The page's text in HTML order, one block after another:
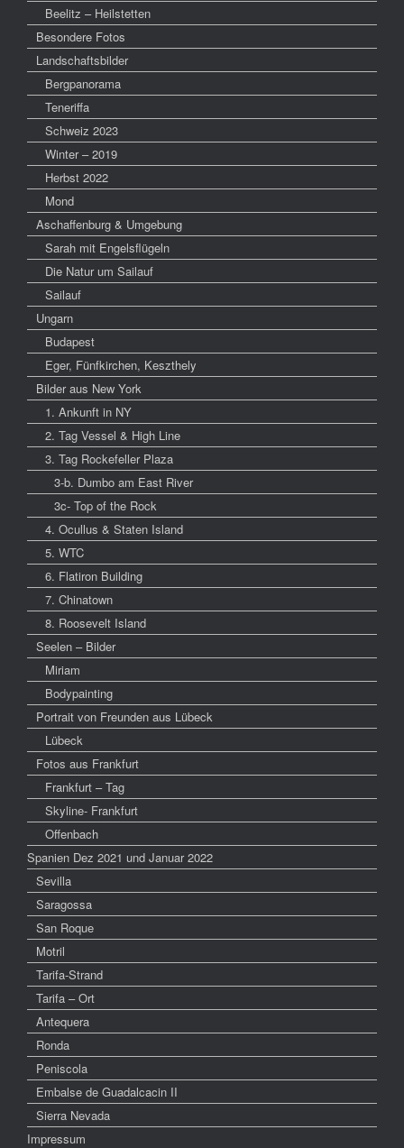
Beelitz – Heilstetten
Besondere Fotos
Landschaftsbilder
Bergpanorama
Teneriffa
Schweiz 2023
Winter – 2019
Herbst 2022
Mond
Aschaffenburg & Umgebung
Sarah mit Engelsflügeln
Die Natur um Sailauf
Sailauf
Ungarn
Budapest
Eger, Fünfkirchen, Keszthely
Bilder aus New York
1. Ankunft in NY
2. Tag Vessel & High Line
3. Tag Rockefeller Plaza
3-b. Dumbo am East River
3c- Top of the Rock
4. Ocullus & Staten Island
5. WTC
6. Flatiron Building
7. Chinatown
8. Roosevelt Island
Seelen – Bilder
Miriam
Bodypainting
Portrait von Freunden aus Lübeck
Lübeck
Fotos aus Frankfurt
Frankfurt – Tag
Skyline- Frankfurt
Offenbach
Spanien Dez 2021 und Januar 2022
Sevilla
Saragossa
San Roque
Motril
Tarifa-Strand
Tarifa – Ort
Antequera
Ronda
Peniscola
Embalse de Guadalcacin II
Sierra Nevada
Impressum